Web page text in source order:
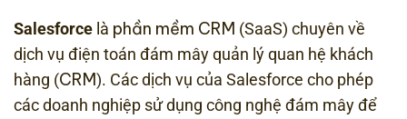
Salesforce là phần mềm CRM (SaaS) chuyên về
dịch vụ điện toán đám mây quản lý quan hệ khách
hàng (CRM). Các dịch vụ của Salesforce cho phép
các doanh nghiệp sử dụng công nghệ đám mây để